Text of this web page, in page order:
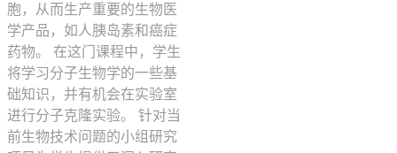
胞，从而生产重要的生物医
学产品，如人胰岛素和癌症
药物。 在这门课程中，学生
将学习分子生物学的一些基
础知识，并有机会在实验室
进行分子克隆实验。 针对当
前生物技术问题的小组研究